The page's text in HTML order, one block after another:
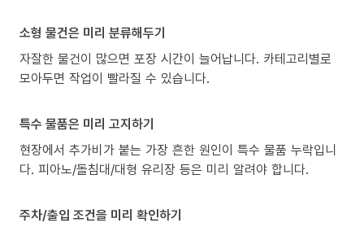
소형 물건은 미리 분류해두기
자잘한 물건이 많으면 포장 시간이 늘어납니다. 카테고리별로
모아두면 작업이 빨라질 수 있습니다.
특수 물품은 미리 고지하기
현장에서 추가비가 붙는 가장 흔한 원인이 특수 물품 누락입니
다. 피아노/돌침대/대형 유리장 등은 미리 알려야 합니다.
주차/출입 조건을 미리 확인하기